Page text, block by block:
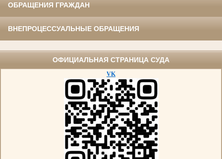
ОБРАЩЕНИЯ ГРАЖДАН
ВНЕПРОЦЕССУАЛЬНЫЕ ОБРАЩЕНИЯ
ОФИЦИАЛЬНАЯ СТРАНИЦА СУДА
VK